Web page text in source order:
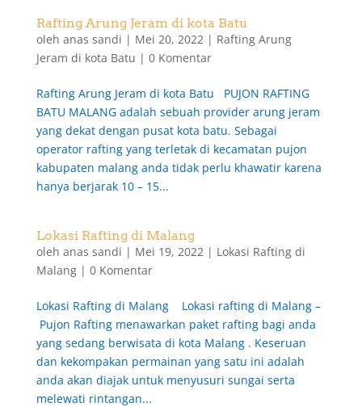
Rafting Arung Jeram di kota Batu
oleh anas sandi | Mei 20, 2022| Rafting Arung
Jeram di kota Batu | 0 Komentar
Rafting Arung Jeram di kota Batu PUJON RAFTING
BATU MALANG adalah sebuah provider arung jeram
yang dekat dengan pusat kota batu. Sebagai
operator rafting yang terletak di kecamatan pujon
kabupaten malang anda tidak perlu khawatir karena
hanya berjarak 10 – 15...
Lokasi Rafting di Malang
oleh anas sandi | Mei 19, 2022| Lokasi Rafting di
Malang| 0 Komentar
Lokasi Rafting di Malang Lokasi rafting di Malang –
Pujon Rafting menawarkan paket rafting bagi anda
yang sedang berwisata di kota Malang . Keseruan
dan kekompakan permainan yang satu ini adalah
anda akan diajak untuk menyusuri sungai serta
melewati rintangan...